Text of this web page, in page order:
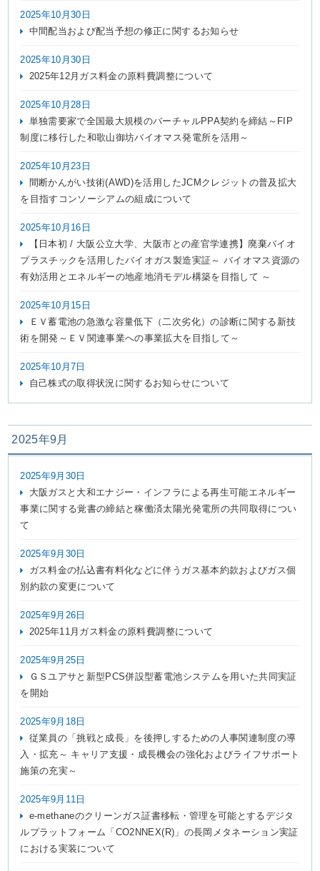
2025年10月30日
中間配当および配当予想の修正に関するお知らせ
2025年10月30日
2025年12月ガス料金の原料費調整について
2025年10月28日
単独需要家で全国最大規模のバーチャルPPA契約を締結～FIP
制度に移行した和歌山御坊バイオマス発電所を活用～
2025年10月23日
間断かんがい技術(AWD)を活用したJCMクレジットの普及拡大
を目指すコンソーシアムの組成について
2025年10月16日
【日本初 / 大阪公立大学、大阪市との産官学連携】廃棄バイオ
プラスチックを活用したバイオガス製造実証～ バイオマス資源の
有効活用とエネルギーの地産地消モデル構築を目指して ～
2025年10月15日
ＥＶ蓄電池の急激な容量低下（二次劣化）の診断に関する新技
術を開発～ＥＶ関連事業への事業拡大を目指して～
2025年10月7日
自己株式の取得状況に関するお知らせについて
2025年9月
2025年9月30日
大阪ガスと大和エナジー・インフラによる再生可能エネルギー
事業に関する覚書の締結と稼働済太陽光発電所の共同取得につい
て
2025年9月30日
ガス料金の払込書有料化などに伴うガス基本約款およびガス個
別約款の変更について
2025年9月26日
2025年11月ガス料金の原料費調整について
2025年9月25日
ＧＳユアサと新型PCS併設型蓄電池システムを用いた共同実証
を開始
2025年9月18日
従業員の「挑戦と成長」を後押しするための人事関連制度の導
入・拡充～ キャリア支援・成長機会の強化およびライフサポート
施策の充実～
2025年9月11日
e-methaneのクリーンガス証書移転・管理を可能とするデジタ
ルプラットフォーム「CO2NNEX(R)」の長岡メタネーション実証
における実装について